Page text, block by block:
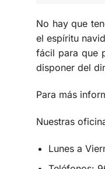
No hay que
el espíritu
fácil para que
disponer del
Para más
Nuestras
Lunes a